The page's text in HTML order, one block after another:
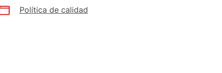
Política de calidad